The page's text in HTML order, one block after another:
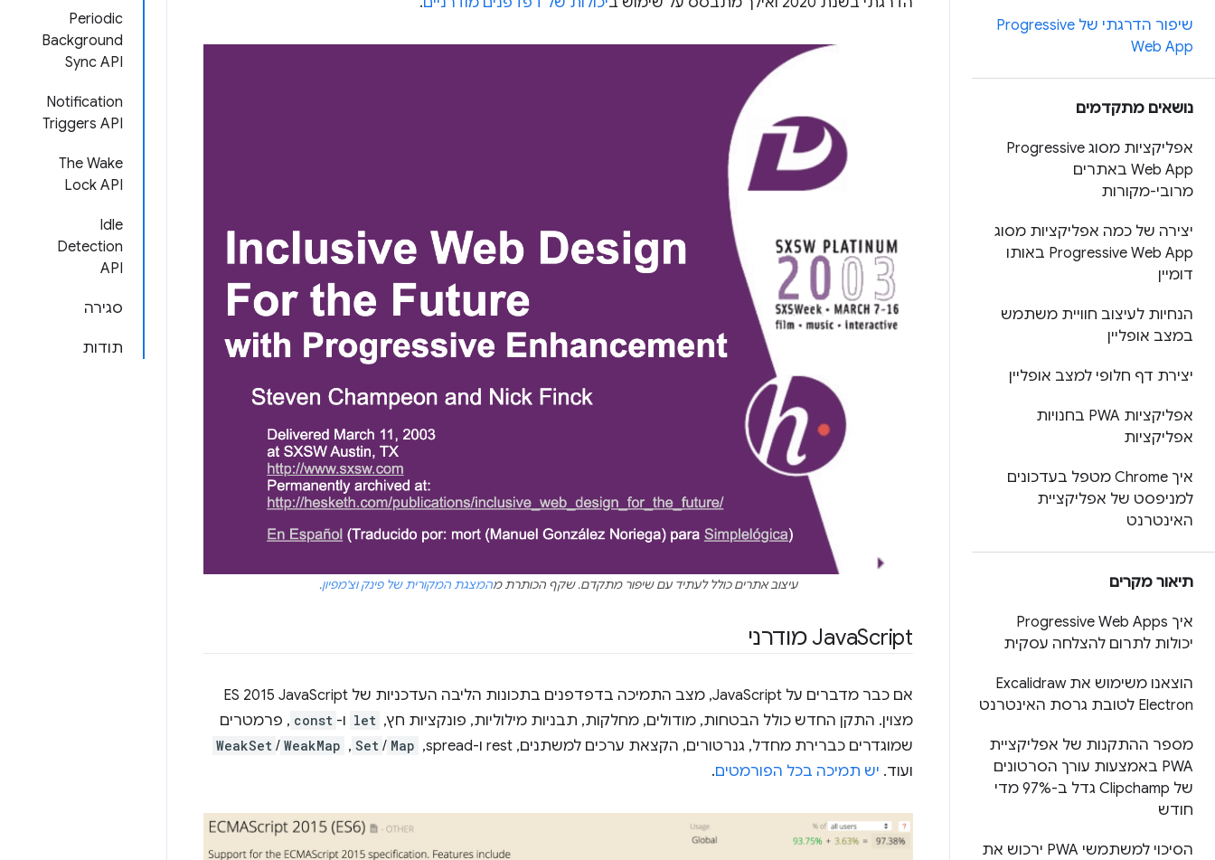
שיפור הדרגתי של Progressive
Web App
נושאים מתקדמים
אפליקציות מסוג Progressive
Web App באתרים
מרובי-מקורות
יצירה של כמה אפליקציות מסוג
Progressive Web App באותו
דומיין
הנחיות לעיצוב חוויית משתמש
במצב אופליין
יצירת דף חלופי למצב אופליין
אפליקציות PWA בחנויות
אפליקציות
איך Chrome מטפל בעדכונים
למניפסט של אפליקציית
האינטרנט
תיאור מקרים
איך Progressive Web Apps
יכולות לתרום להצלחה עסקית
הוצאנו משימוש את Excalidraw
Electron לטובת גרסת האינטרנט
מספר ההתקנות של אפליקציית
PWA באמצעות עורך הסרטונים
של Clipchamp גדל ב-97% מדי
חודש
הסיכוי למשתמשי PWA ירכוש את
‫Periodic
Background
Sync API
Notification
Triggers API
The Wake
Lock API
‫Idle
Detection
API
סגירה
תודות
עיצוב אתרים כולל לעתיד עם שיפור מתקדם. שקף הכותרת מהמצגת המקורית של פינק וצ'מפיון.
‫JavaScript מודרני
אם כבר מדברים על JavaScript, מצב התמיכה בדפדפנים בתכונות הליבה העדכניות של ES 2015 JavaScript
מצוין. התקן החדש כולל הבטחות, מודולים, מחלקות, תבניות מילוליות, פונקציות חץ, let ו- const , פרמטרים
שמוגדרים כברירת מחדל, גנרטורים, הקצאת ערכים למשתנים, rest ו-spread,‏
Map
/
Set
,‏
WeakMap
/
WeakSet
ועוד. יש תמיכה בכל הפורמטים.